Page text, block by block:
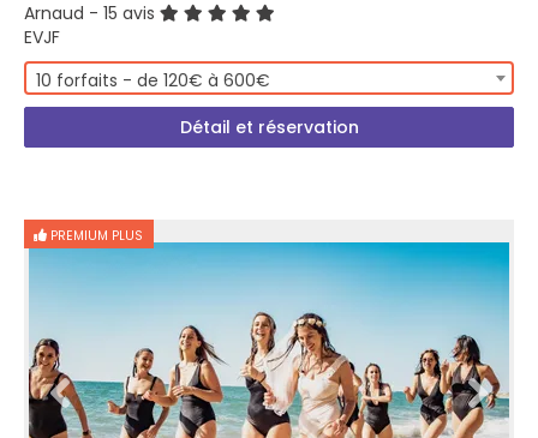
Arnaud - 15 avis
EVJF
10 forfaits - de 120€ à 600€
Détail et réservation
PREMIUM PLUS